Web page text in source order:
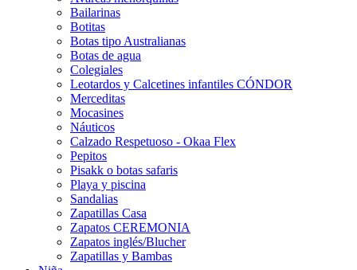
Bailarinas
Botitas
Botas tipo Australianas
Botas de agua
Colegiales
Leotardos y Calcetines infantiles CÓNDOR
Merceditas
Mocasines
Náuticos
Calzado Respetuoso - Okaa Flex
Pepitos
Pisakk o botas safaris
Playa y piscina
Sandalias
Zapatillas Casa
Zapatos CEREMONIA
Zapatos inglés/Blucher
Zapatillas y Bambas